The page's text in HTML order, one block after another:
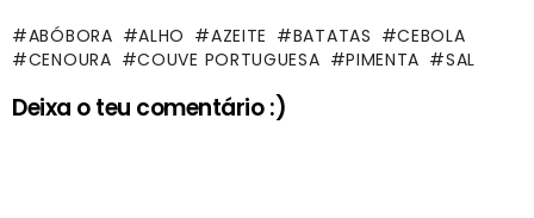
ABÓBORA ALHO AZEITE BATATAS
CEBOLA
CENOURA
COUVE PORTUGUESA PIMENTA SAL
Deixa o teu comentário :)